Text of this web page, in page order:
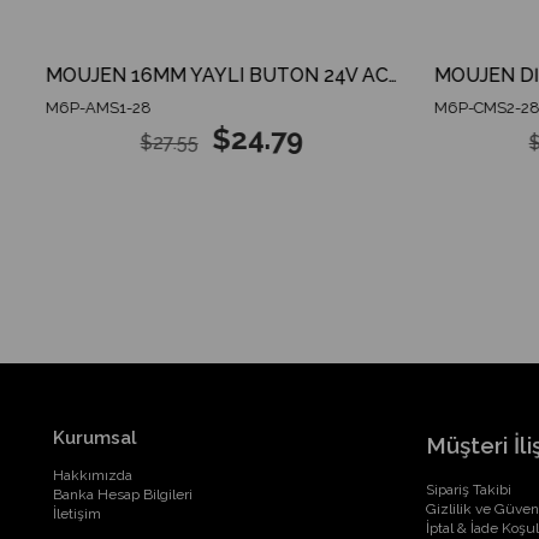
MOUJEN 16MM YAYLI BUTON 24V AC/DC 6PİN 1CO
M6P-AMS1-28
$24.79
$27.55
M6P-CMS2-28
Kurumsal
Hakkımızda
Banka Hesap Bilgileri
İletişim
Müşteri
Sipariş Takibi
Gizlilik ve
İptal & İade